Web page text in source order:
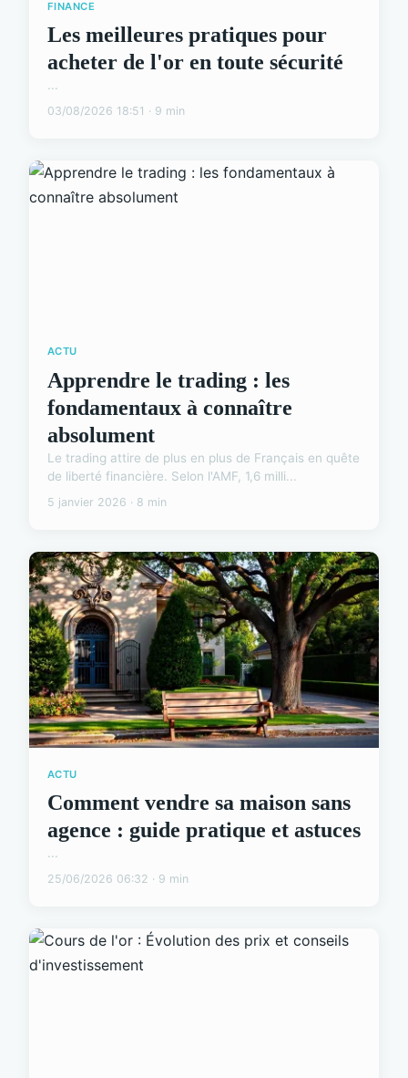
FINANCE
Les meilleures pratiques pour
acheter de l'or en toute sécurité
...
03/08/2026 18:51 · 9 min
ACTU
Apprendre le trading : les
fondamentaux à connaître
absolument
Le trading attire de plus en plus de Français en quête
de liberté financière. Selon l'AMF, 1,6 milli...
5 janvier 2026 · 8 min
ACTU
Comment vendre sa maison sans
agence : guide pratique et astuces
...
25/06/2026 06:32 · 9 min